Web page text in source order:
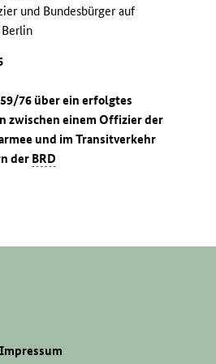
und Bundesbürger auf
76 über ein erfolgtes
zwischen einem Offizier der
und im Transitverkehr
der BRD
Impressum